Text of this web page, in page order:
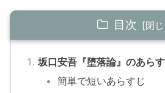
目次
坂口安吾『堕落論』のあらす
簡単で短いあらすじ